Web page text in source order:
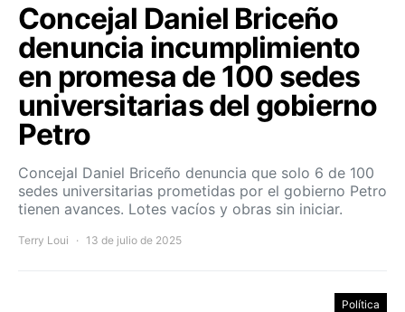
Concejal Daniel Briceño
denuncia incumplimiento
en promesa de 100 sedes
universitarias del gobierno
Petro
Concejal Daniel Briceño denuncia que solo 6 de 100
sedes universitarias prometidas por el gobierno Petro
tienen avances. Lotes vacíos y obras sin iniciar.
Terry Loui 13 de julio de 2025
Política